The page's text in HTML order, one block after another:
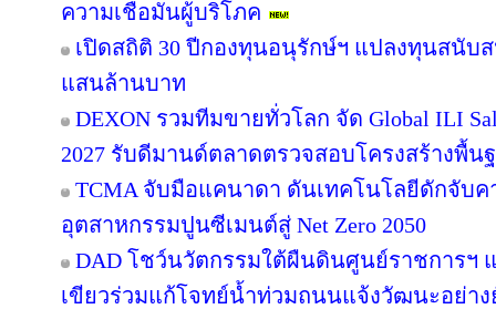
ความเชื่อมั่นผู้บริโภค
เปิดสถิติ 30 ปีกองทุนอนุรักษ์ฯ แปลงทุนสนับ
แสนล้านบาท
DEXON รวมทีมขายทั่วโลก จัด Global ILI
2027 รับดีมานด์ตลาดตรวจสอบโครงสร้างพื้น
TCMA จับมือแคนาดา ดันเทคโนโลยีดักจับค
อุตสาหกรรมปูนซีเมนต์สู่ Net Zero 2050
DAD โชว์นวัตกรรมใต้ผืนดินศูนย์ราชการฯ
เขียวร่วมแก้โจทย์น้ำท่วมถนนแจ้งวัฒนะอย่าง